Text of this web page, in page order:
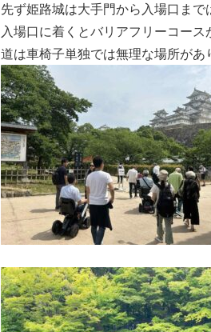
先ず姫路城は大手門から入場口まで
入場口に着くとバリアフリーコー
道は車椅子単独では無理な場所があ